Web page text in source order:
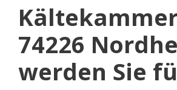
74226
werden Sie